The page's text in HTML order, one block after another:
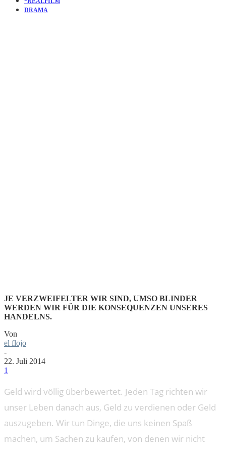
DRAMA
JE VERZWEIFELTER WIR SIND, UMSO BLINDER
WERDEN WIR FÜR DIE KONSEQUENZEN UNSERES
HANDELNS.
Von
el flojo
-
22. Juli 2014
1
Geld wird völlig überbewertet. Jeden Tag richten wir
unser Leben danach aus, Geld zu verdienen oder Geld
auszugeben. Wir tun Dinge, die uns keinen Spaß
machen, um Sachen zu kaufen, von denen wir nicht